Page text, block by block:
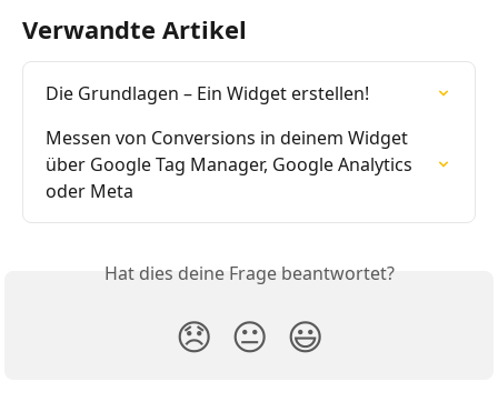
Verwandte Artikel
Die Grundlagen – Ein Widget erstellen!
Messen von Conversions in deinem Widget
über Google Tag Manager, Google Analytics
oder Meta
Hat dies deine Frage beantwortet?
😞 😐 😃